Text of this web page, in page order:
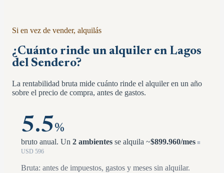
Si en vez de vender, alquilás
¿Cuánto rinde un alquiler en Lagos
del Sendero?
La rentabilidad bruta mide cuánto rinde el alquiler en un año
sobre el precio de compra, antes de gastos.
5.5 %
bruto anual. Un 2 ambientes se alquila ~$899.960/mes ≡
USD 596
Bruta: antes de impuestos, gastos y meses sin alquilar.